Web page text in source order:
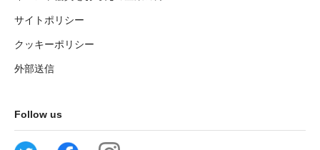
サイトポリシー
クッキーポリシー
外部送信
Follow us